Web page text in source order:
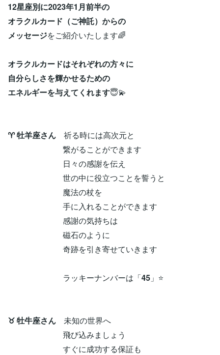
12星座別に2023年1月前半の
オラクルカード（ご神託）からの
メッセージをご紹介いたします🌈
オラクルカードはそれぞれの方々に
自分らしさを輝かせるための
エネルギーを与えてくれます😇💫
♈ 牡羊座さん 祈る時には高次元と
繋がることができます
日々の感謝を伝え
世の中に役立つことを誓うと
魔法の杖を
手に入れることができます
感謝の気持ちは
磁石のように
奇跡を引き寄せていきます
ラッキーナンバーは「45 」⭐
♉ 牡牛座さん 未知の世界へ
飛び込みましょう
すぐに成功する保証も